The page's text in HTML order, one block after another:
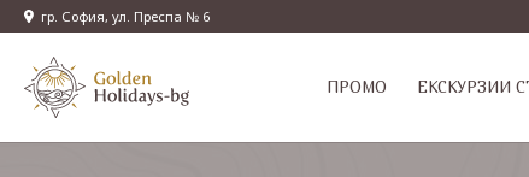
гр. София, ул. Преспа № 6
ПРОМО EКСКУРЗИИ